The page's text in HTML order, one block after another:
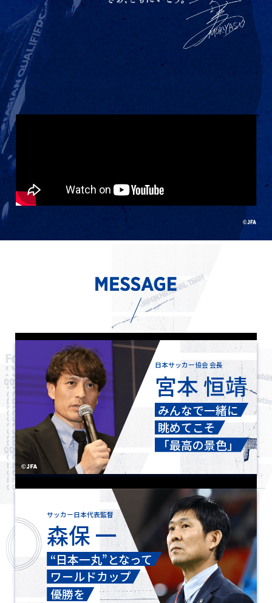
日本サッカー協会 会長
宮本 恒靖
みんなで一緒に
眺めてこそ
「最高の景色」
サッカー日本代表監督
森保 一
“日本一丸”となって
ワールドカップ
優勝を